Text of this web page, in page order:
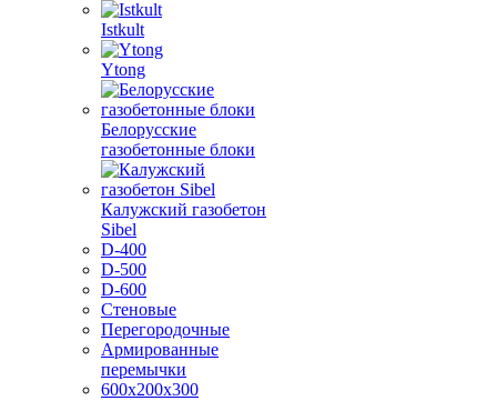
Istkult
Ytong
Белорусские
газобетонные блоки
Калужский газобетон
Sibel
D-400
D-500
D-600
Стеновые
Перегородочные
Армированные
перемычки
600х200х300